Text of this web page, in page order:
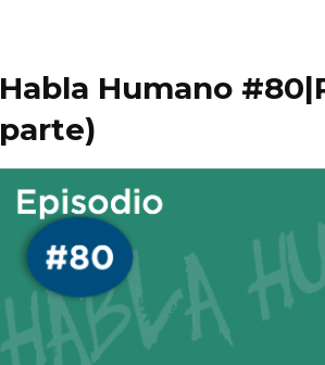
Habla Humano
parte)